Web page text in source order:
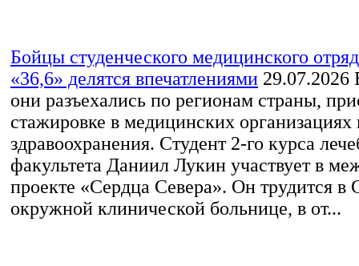
Бойцы студенческого медицинского
«36,6» делятся впечатлениями 29.07.2026
они разъехались по регионам страны,
стажировке в медицинских
здравоохранения. Студент 2-го курса
факультета Даниил Лукин участвует в
проекте «Сердца Севера». Он трудится в
окружной клинической больнице, в от...